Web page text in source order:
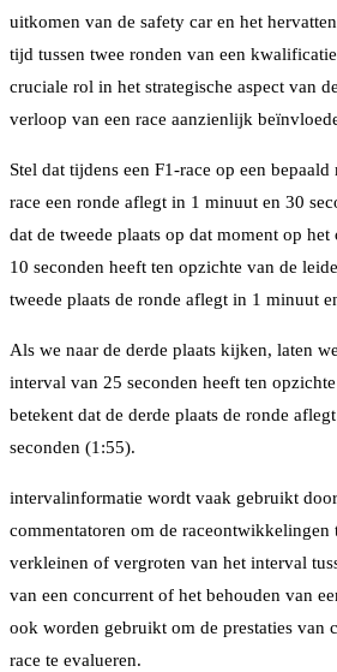
uitkomen van de safety car en het
tijd tussen twee ronden van een
cruciale rol in het strategische aspect van
verloop van een race aanzienlijk
Stel dat tijdens een F1-race op een
race een ronde aflegt in 1 minuut en 30
dat de tweede plaats op dat moment op
10 seconden heeft ten opzichte van de
tweede plaats de ronde aflegt in 1 minuut
Als we naar de derde plaats kijken, laten
interval van 25 seconden heeft ten
betekent dat de derde plaats de ronde
seconden (1:55).
intervalinformatie wordt vaak gebruikt
commentatoren om de raceontwikkelingen
verkleinen of vergroten van het interval
van een concurrent of het behouden van
ook worden gebruikt om de prestaties van
race te evalueren.